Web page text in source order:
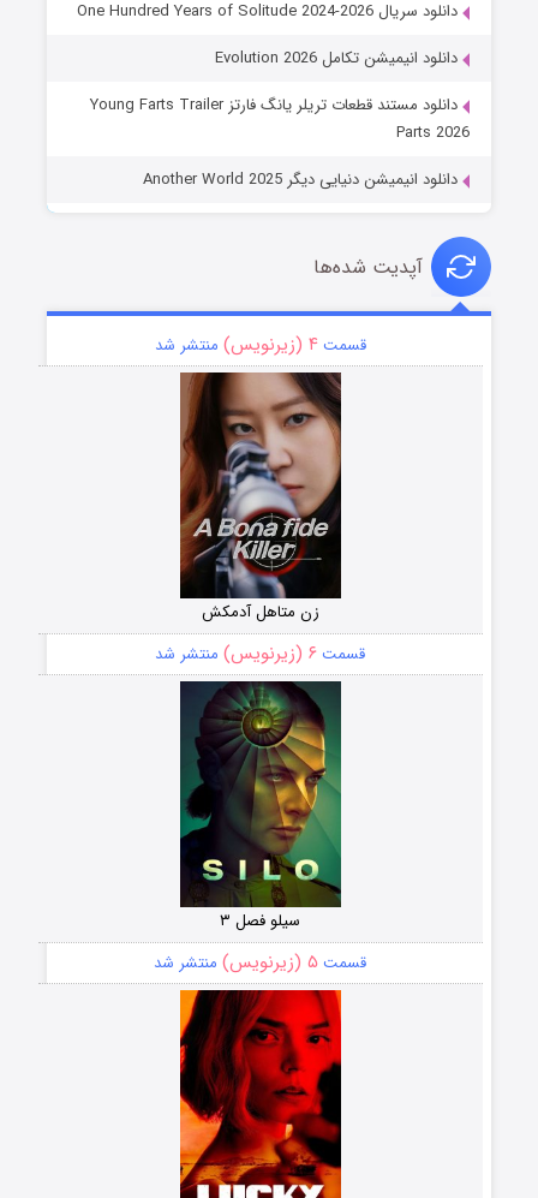
دانلود سریال One Hundred Years of Solitude 2024-2026
دانلود انیمیشن تکامل Evolution 2026
دانلود مستند قطعات تریلر یانگ فارتز Young Farts Trailer
Parts 2026
دانلود انیمیشن دنیایی دیگر Another World 2025
آپدیت شده‌ها
قسمت۴ (زیرنویس) منتشر شد
زن متاهل آدمکش
قسمت ۶ (زیرنویس) منتشر شد
سیلو فصل ۳
قسمت ۵ (زیرنویس) منتشر شد